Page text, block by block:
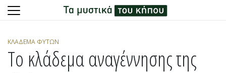
content
ΚΛΆΔΕΜΑ ΦΥΤΏΝ
Το κλάδεμα αναγέννησης της